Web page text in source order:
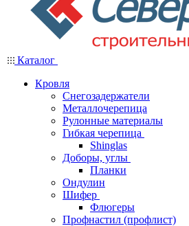
Каталог
Кровля
Снегозадержатели
Металлочерепица
Рулонные материалы
Гибкая черепица
Shinglas
Доборы, углы
Планки
Ондулин
Шифер
Флюгеры
Профнастил (профлист)